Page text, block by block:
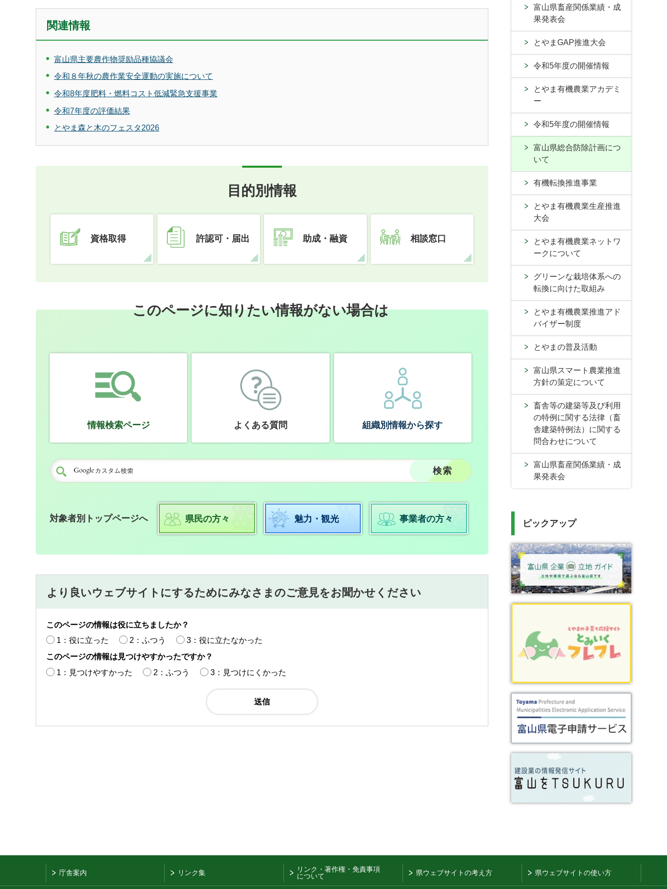
関連情報
富山県主要農作物奨励品種協議会
令和８年秋の農作業安全運動の実施について
令和8年度肥料・燃料コスト低減緊急支援事業
令和7年度の評価結果
とやま森と木のフェスタ2026
目的別情報
資格取得 許認可・届出 助成・融資 相談窓口
このページに知りたい情報がない場合は
情報検索ページ よくある質問 組織別情報から探す
対象者別トップページへ 県民の方々 魅力・観光 事業者の方々
より良いウェブサイトにするためにみなさまのご意見をお聞かせください
このページの情報は役に立ちましたか？
1：役に立った
2：ふつう
3：役に立たなかった
このページの情報は見つけやすかったですか？
1：見つけやすかった
2：ふつう 3：見つけにくかった
富山県畜産関係業績・成
果発表会
とやまGAP推進大会
令和5年度の開催情報
とやま有機農業アカデミ
ー
令和5年度の開催情報
富山県総合防除計画につ
いて
有機転換推進事業
とやま有機農業生産推進
大会
とやま有機農業ネットワ
ークについて
グリーンな栽培体系への
転換に向けた取組み
とやま有機農業推進アド
バイザー制度
とやまの普及活動
富山県スマート農業推進
方針の策定について
畜舎等の建築等及び利用
の特例に関する法律（畜
舎建築特例法）に関する
問合わせについて
富山県畜産関係業績・成
果発表会
ピックアップ
庁舎案内 リンク集
リンク・著作権・免責事項
について
県ウェブサイトの考え方 県ウェブサイトの使い方